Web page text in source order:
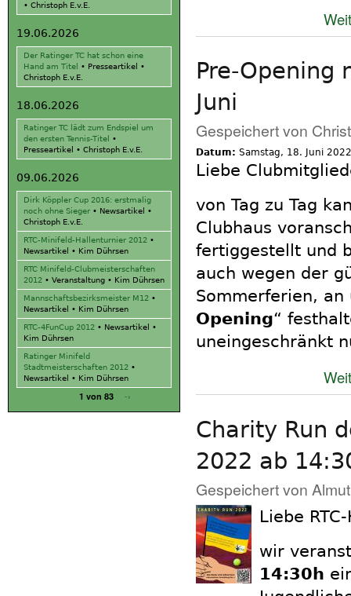
• Christoph E.v.E.
19.06.2026
Der Ratinger TC hat schon eine
Hand am Titel
• Presseartikel
•
Christoph E.v.E.
18.06.2026
Ratinger TC lädt zum Endspiel um
den ersten Tennis-Titel
•
Presseartikel
• Christoph E.v.E.
09.06.2026
Dirk Köppler Cup 2016: erstmalig
noch ohne Sieger • Newsartikel
•
Christoph E.v.E.
RTC-Minifeld-Hallenturnier 2012 •
Newsartikel
• Kim Dührsen
RTC Minifeld-Clubmeisterschaften
2012 • Veranstaltung • Kim Dührsen
Mannschaftsbezirksmeister M12 •
Newsartikel
• Kim Dührsen
RTC-4FunCup 2012 • Newsartikel
•
Kim Dührsen
Ratinger Minifeld
Stadtmeisterschaften 2012 •
Newsartikel
• Kim Dührsen
1 von 83 -›
Pre-Opening
Juni
Gespeichert von
Datum: Samstag, 18. Juni 2022
Liebe
von Tag zu Tag
Clubhaus
fertiggestellt und
auch wegen der
Sommerferien,
Opening“
uneingeschränkt
Charity Run
2022 ab
Gespeichert von
Liebe
wir
14:30h